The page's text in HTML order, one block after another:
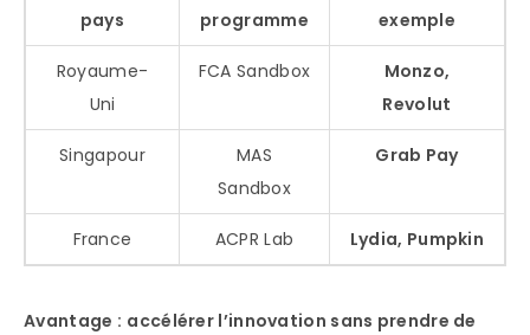
pays programme exemple
Royaume-
Uni
FCA Sandbox
Monzo,
Revolut
Singapour
MAS
Sandbox
Grab Pay
France ACPR Lab Lydia, Pumpkin
Avantage : accélérer l’innovation sans prendre de